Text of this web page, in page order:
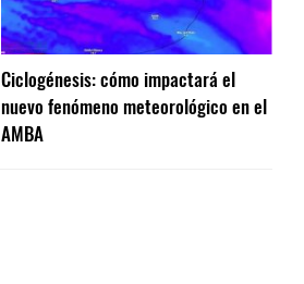
Ciclogénesis: cómo impactará el
nuevo fenómeno meteorológico en el
AMBA